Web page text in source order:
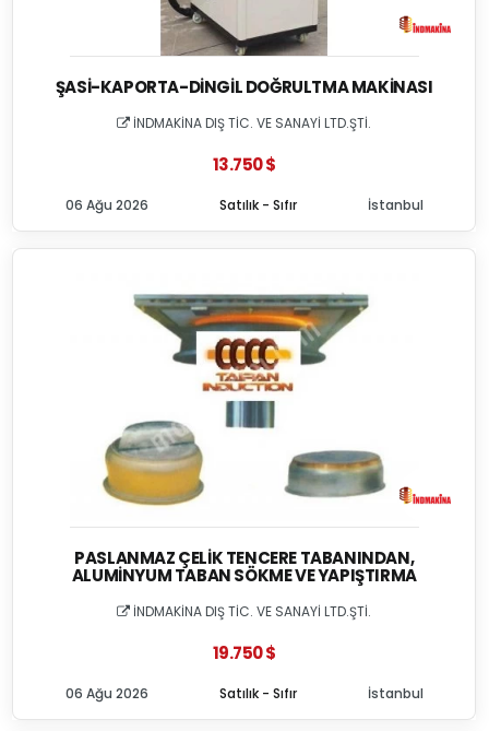
ŞASI-KAPORTA-DINGIL DOĞRULTMA MAKINASI
İNDMAKİNA DIŞ TİC. VE SANAYİ LTD.ŞTİ.
13.750 $
Satılık - Sıfır
06 Ağu 2026 İstanbul
PASLANMAZ ÇELIK TENCERE TABANINDAN,
ALUMINYUM TABAN SÖKME VE YAPIŞTIRMA
İNDMAKİNA DIŞ TİC. VE SANAYİ LTD.ŞTİ.
19.750 $
Satılık - Sıfır
06 Ağu 2026 İstanbul